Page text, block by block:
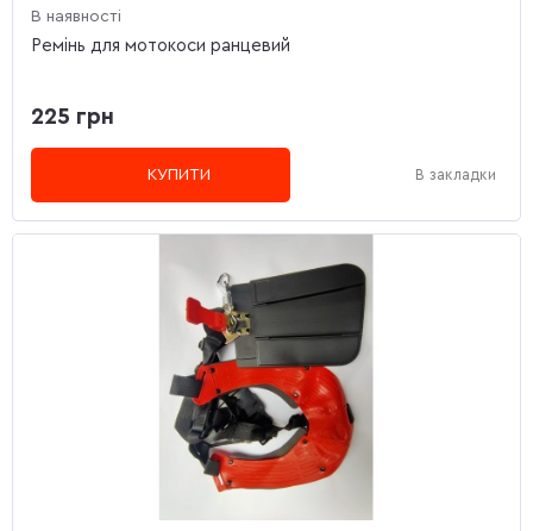
В наявності
Ремінь для мотокоси ранцевий
225 грн
КУПИТИ В закладки